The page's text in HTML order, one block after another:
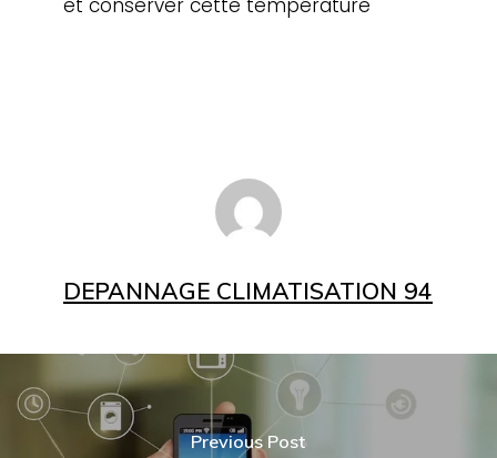
et conserver cette température
DEPANNAGE CLIMATISATION 94
Previous Post